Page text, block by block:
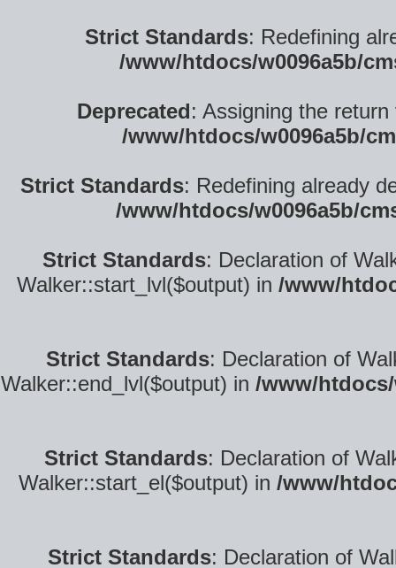
Strict Standards: Redefining
/www/htdocs/w0096a5b/
Deprecated: Assigning the
/www/htdocs/w0096a5b/
Strict Standards: Redefining already
/www/htdocs/w0096a5b/
Strict Standards: Declaration of
Walker::start_lvl($output) in /www/
Strict Standards: Declaration of
Walker::end_lvl($output) in /www/
Strict Standards: Declaration of
Walker::start_el($output) in /www/
Strict Standards: Declaration of